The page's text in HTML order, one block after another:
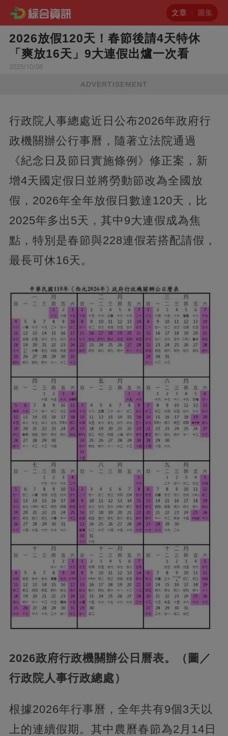
文章 圖集
2026放假120天！春節後請4天特休
「爽放16天」9大連假出爐一次看
2025/10/08
ADVERTISEMENT
行政院人事總處近日公布2026年政府行
政機關辦公行事曆，隨著立法院通過
《紀念日及節日實施條例》修正案，新
增4天國定假日並將勞動節改為全國放
假，2026年全年放假日數達120天，比
2025年多出5天，其中9大連假成為焦
點，特別是春節與228連假若搭配請假，
最長可休16天。
2026政府行政機關辦公日曆表。（圖／
行政院人事行政總處）
根據2026年行事曆，全年共有9個3天以
上的連續假期。其中農曆春節為2月14日